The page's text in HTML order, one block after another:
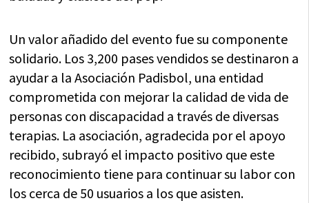
Un valor añadido del evento fue su componente
solidario. Los 3,200 pases vendidos se destinaron a
ayudar a la Asociación Padisbol, una entidad
comprometida con mejorar la calidad de vida de
personas con discapacidad a través de diversas
terapias. La asociación, agradecida por el apoyo
recibido, subrayó el impacto positivo que este
reconocimiento tiene para continuar su labor con
los cerca de 50 usuarios a los que asisten.